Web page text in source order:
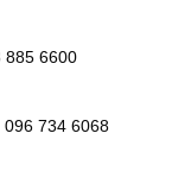
6600
734 6068